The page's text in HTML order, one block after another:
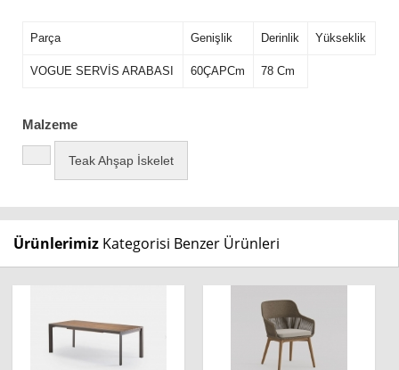
Parça Genişlik Derinlik Yükseklik
VOGUE SERVİS ARABASI 60ÇAPCm 78 Cm
Malzeme
Teak Ahşap İskelet
Ürünlerimiz Kategorisi Benzer Ürünleri